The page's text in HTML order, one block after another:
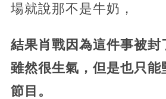
場就說那不是牛奶，
結果肖戰因為這件事被封
雖然很生氣，但是也只能
節目。